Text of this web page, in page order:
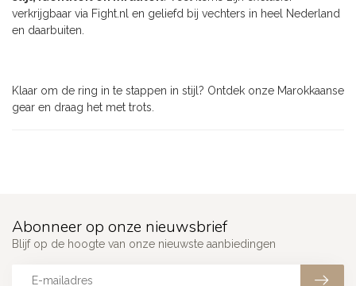
verkrijgbaar via Fight.nl en geliefd bij vechters in heel Nederland
en daarbuiten.
Klaar om de ring in te stappen in stijl? Ontdek onze Marokkaanse
gear en draag het met trots.
Abonneer op onze nieuwsbrief
Blijf op de hoogte van onze nieuwste aanbiedingen